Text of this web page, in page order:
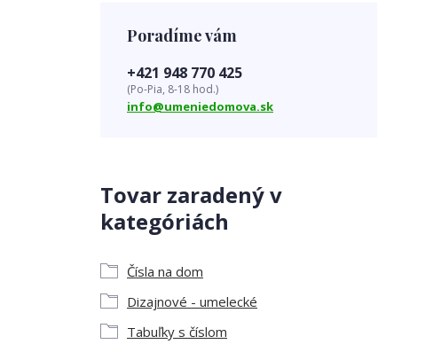
Tovar zaradený v
kategóriách
Čísla na dom
Dizajnové - umelecké
Tabuľky s číslom
Poradíme vám
+421 948 770 425
(Po-Pia, 8-18 hod.)
info@umeniedomova.sk